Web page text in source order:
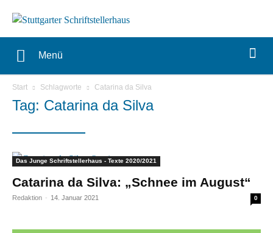
Menü
Start Schlagworte Catarina da Silva
Tag: Catarina da Silva
Das Junge Schriftstellerhaus - Texte 2020/2021
Catarina da Silva: „Schnee im August“
Redaktion - 14. Januar 2021 0